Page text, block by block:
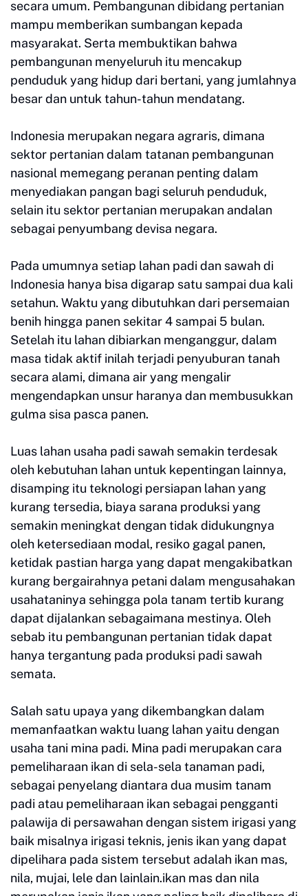
secara umum. Pembangunan dibidang pertanian
mampu memberikan sumbangan kepada
masyarakat. Serta membuktikan bahwa
pembangunan menyeluruh itu mencakup
penduduk yang hidup dari bertani, yang jumlahnya
besar dan untuk tahun-tahun mendatang.
Indonesia merupakan negara agraris, dimana
sektor pertanian dalam tatanan pembangunan
nasional memegang peranan penting dalam
menyediakan pangan bagi seluruh penduduk,
selain itu sektor pertanian merupakan andalan
sebagai penyumbang devisa negara.
Pada umumnya setiap lahan padi dan sawah di
Indonesia hanya bisa digarap satu sampai dua kali
setahun. Waktu yang dibutuhkan dari persemaian
benih hingga panen sekitar 4 sampai 5 bulan.
Setelah itu lahan dibiarkan menganggur, dalam
masa tidak aktif inilah terjadi penyuburan tanah
secara alami, dimana air yang mengalir
mengendapkan unsur haranya dan membusukkan
gulma sisa pasca panen.
Luas lahan usaha padi sawah semakin terdesak
oleh kebutuhan lahan untuk kepentingan lainnya,
disamping itu teknologi persiapan lahan yang
kurang tersedia, biaya sarana produksi yang
semakin meningkat dengan tidak didukungnya
oleh ketersediaan modal, resiko gagal panen,
ketidak pastian harga yang dapat mengakibatkan
kurang bergairahnya petani dalam mengusahakan
usahataninya sehingga pola tanam tertib kurang
dapat dijalankan sebagaimana mestinya. Oleh
sebab itu pembangunan pertanian tidak dapat
hanya tergantung pada produksi padi sawah
semata.
Salah satu upaya yang dikembangkan dalam
memanfaatkan waktu luang lahan yaitu dengan
usaha tani mina padi. Mina padi merupakan cara
pemeliharaan ikan di sela-sela tanaman padi,
sebagai penyelang diantara dua musim tanam
padi atau pemeliharaan ikan sebagai pengganti
palawija di persawahan dengan sistem irigasi yang
baik misalnya irigasi teknis, jenis ikan yang dapat
dipelihara pada sistem tersebut adalah ikan mas,
nila, mujai, lele dan lainlain.ikan mas dan nila